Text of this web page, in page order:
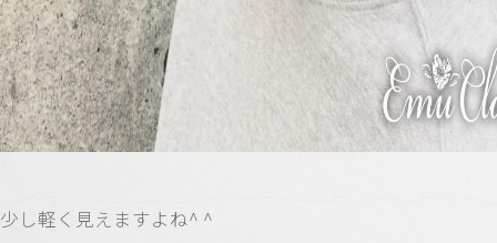
少し軽く見えますよね^ ^